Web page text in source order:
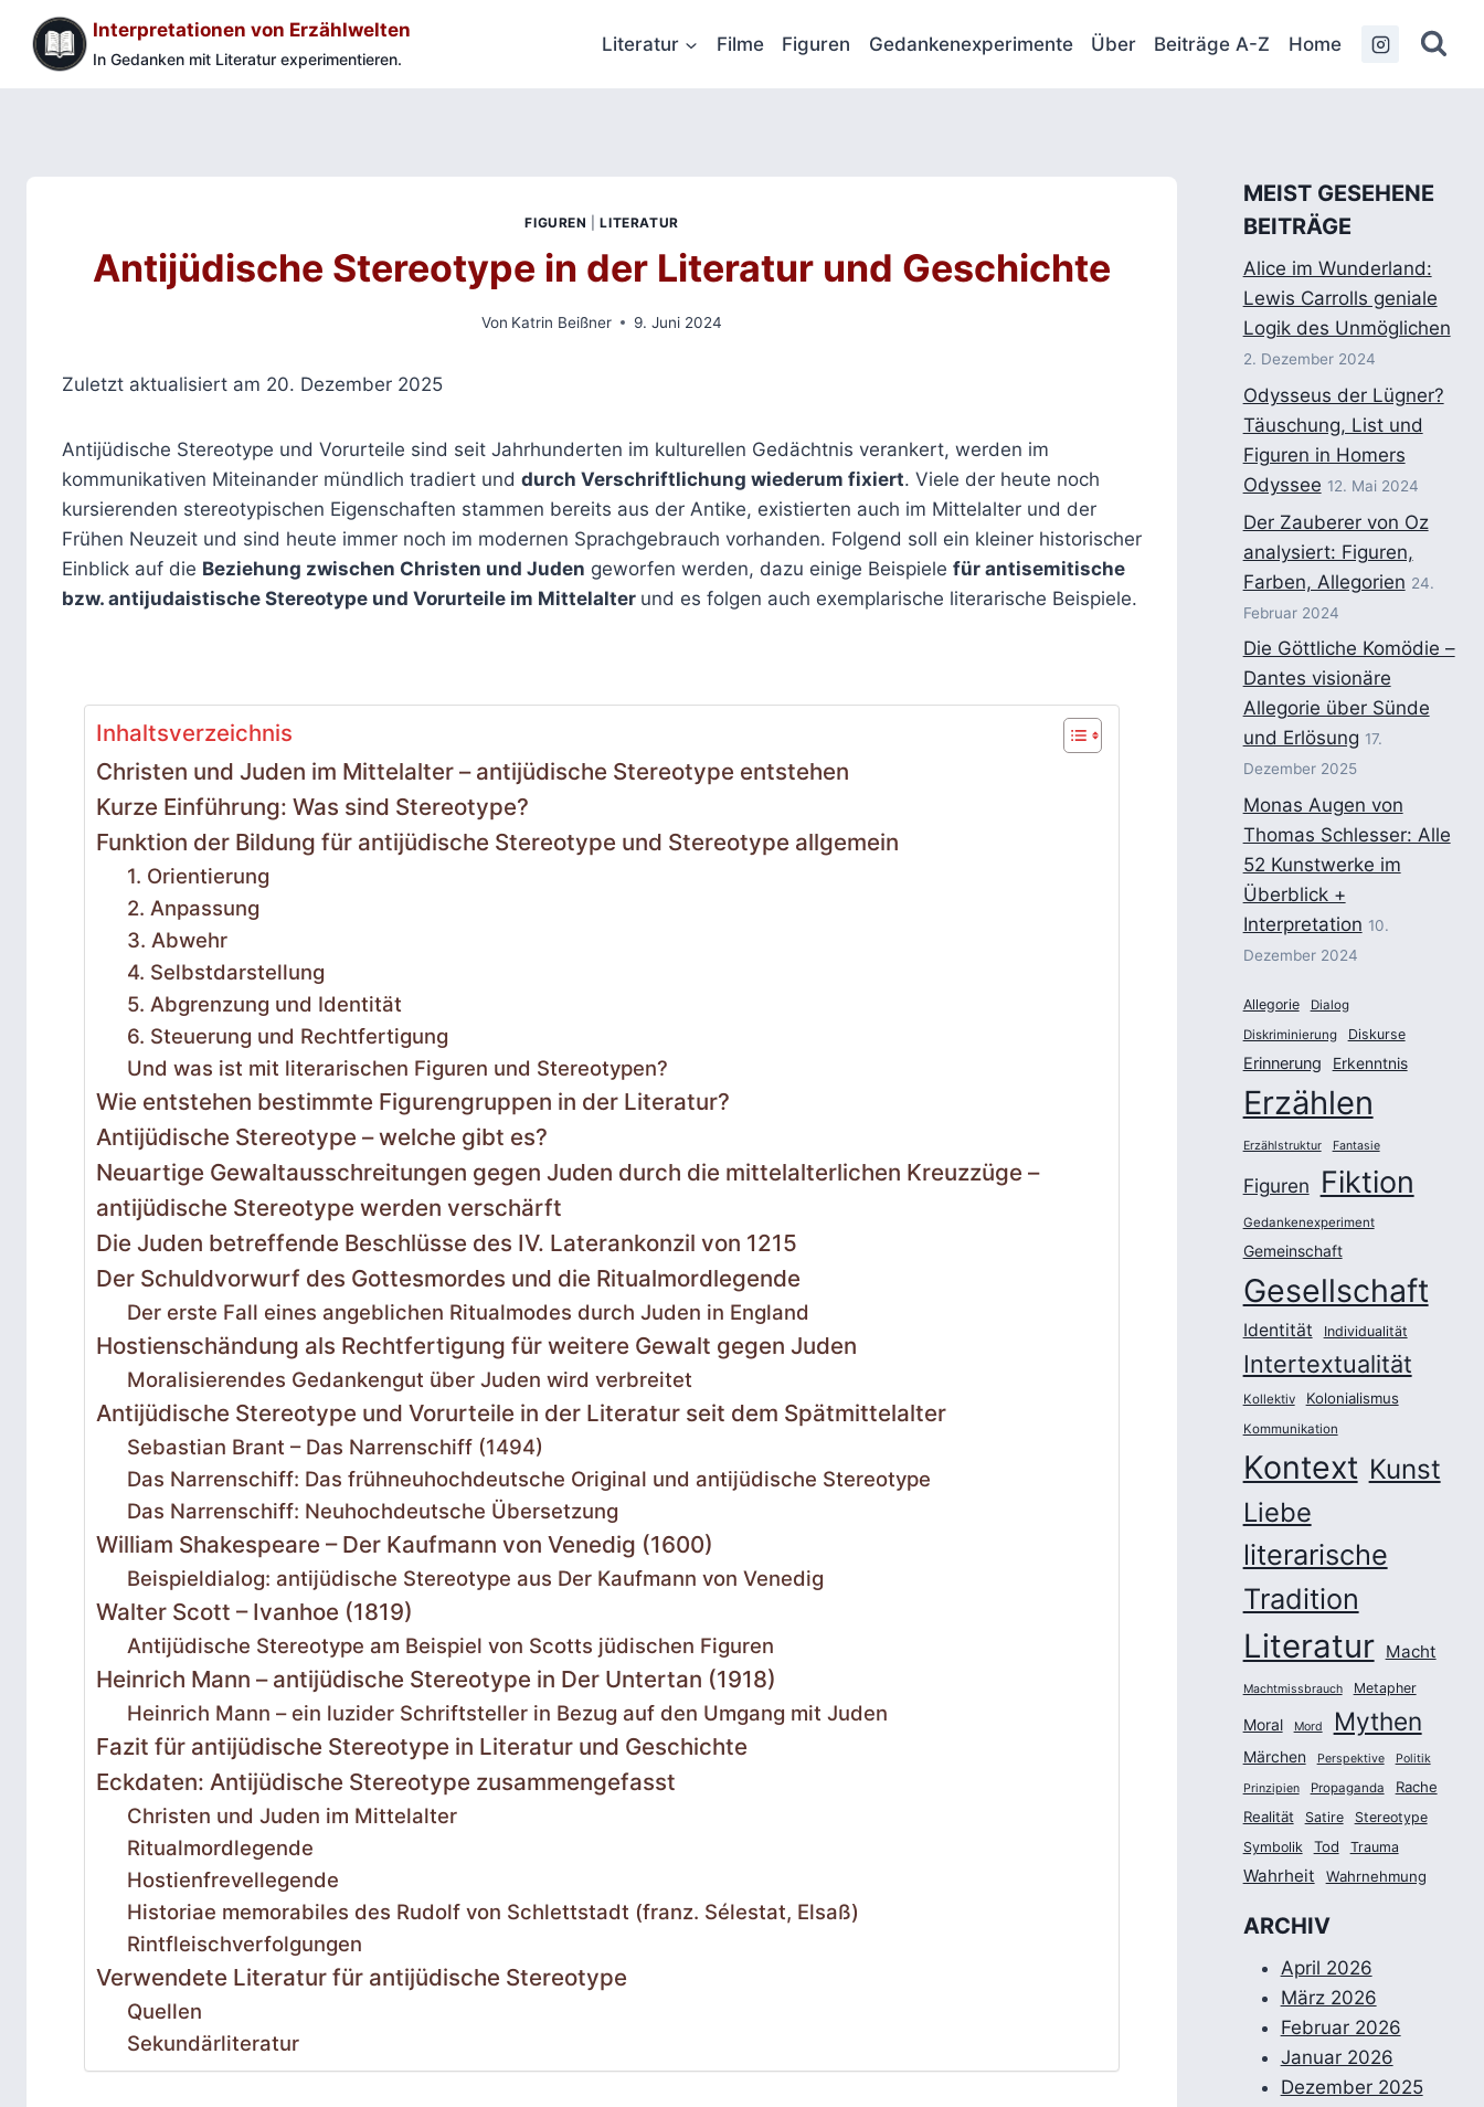
Inhalt
springen
Interpretationen von Erzählwelten
In Gedanken mit Literatur experimentieren.
Literatur Filme Figuren Gedankenexperimente Über Beiträge A-Z Home
FIGUREN |LITERATUR
Antijüdische Stereotype in der Literatur und Geschichte
Von Katrin Beißner 9. Juni 2024
Zuletzt aktualisiert am 20. Dezember 2025
Antijüdische Stereotype und Vorurteile sind seit Jahrhunderten im kulturellen Gedächtnis verankert, werden im
kommunikativen Miteinander mündlich tradiert und durch Verschriftlichung wiederum fixiert. Viele der heute noch
kursierenden stereotypischen Eigenschaften stammen bereits aus der Antike, existierten auch im Mittelalter und der
Frühen Neuzeit und sind heute immer noch im modernen Sprachgebrauch vorhanden. Folgend soll ein kleiner historischer
Einblick auf die Beziehung zwischen Christen und Juden geworfen werden, dazu einige Beispiele für antisemitische
bzw. antijudaistische Stereotype und Vorurteile im Mittelalter und es folgen auch exemplarische literarische Beispiele.
Inhaltsverzeichnis
Christen und Juden im Mittelalter – antijüdische Stereotype entstehen
Kurze Einführung: Was sind Stereotype?
Funktion der Bildung für antijüdische Stereotype und Stereotype allgemein
1. Orientierung
2. Anpassung
3. Abwehr
4. Selbstdarstellung
5. Abgrenzung und Identität
6. Steuerung und Rechtfertigung
Und was ist mit literarischen Figuren und Stereotypen?
Wie entstehen bestimmte Figurengruppen in der Literatur?
Antijüdische Stereotype – welche gibt es?
Neuartige Gewaltausschreitungen gegen Juden durch die mittelalterlichen Kreuzzüge –
antijüdische Stereotype werden verschärft
Die Juden betreffende Beschlüsse des IV. Laterankonzil von 1215
Der Schuldvorwurf des Gottesmordes und die Ritualmordlegende
Der erste Fall eines angeblichen Ritualmodes durch Juden in England
Hostienschändung als Rechtfertigung für weitere Gewalt gegen Juden
Moralisierendes Gedankengut über Juden wird verbreitet
Antijüdische Stereotype und Vorurteile in der Literatur seit dem Spätmittelalter
Sebastian Brant – Das Narrenschiff (1494)
Das Narrenschiff: Das frühneuhochdeutsche Original und antijüdische Stereotype
Das Narrenschiff: Neuhochdeutsche Übersetzung
William Shakespeare – Der Kaufmann von Venedig (1600)
Beispieldialog: antijüdische Stereotype aus Der Kaufmann von Venedig
Walter Scott – Ivanhoe (1819)
Antijüdische Stereotype am Beispiel von Scotts jüdischen Figuren
Heinrich Mann – antijüdische Stereotype in Der Untertan (1918)
Heinrich Mann – ein luzider Schriftsteller in Bezug auf den Umgang mit Juden
Fazit für antijüdische Stereotype in Literatur und Geschichte
Eckdaten: Antijüdische Stereotype zusammengefasst
Christen und Juden im Mittelalter
Ritualmordlegende
Hostienfrevellegende
Historiae memorabiles des Rudolf von Schlettstadt (franz. Sélestat, Elsaß)
Rintfleischverfolgungen
Verwendete Literatur für antijüdische Stereotype
Quellen
Sekundärliteratur
MEIST GESEHENE
BEITRÄGE
Alice im Wunderland:
Lewis Carrolls geniale
Logik des Unmöglichen
2. Dezember 2024
Odysseus der Lügner?
Täuschung, List und
Figuren in Homers
Odyssee 12. Mai 2024
Der Zauberer von Oz
analysiert: Figuren,
Farben, Allegorien 24.
Februar 2024
Die Göttliche Komödie –
Dantes visionäre
Allegorie über Sünde
und Erlösung 17.
Dezember 2025
Monas Augen von
Thomas Schlesser: Alle
52 Kunstwerke im
Überblick +
Interpretation 10.
Dezember 2024
Allegorie
Dialog
Diskriminierung
Diskurse
Erinnerung Erkenntnis
Erzählen
Erzählstruktur Fantasie
Figuren Fiktion
Gedankenexperiment
Gemeinschaft
Gesellschaft
Identität Individualität
Intertextualität
Kollektiv Kolonialismus
Kommunikation
Kontext Kunst
Liebe
literarische
Tradition
Literatur Macht
Machtmissbrauch Metapher
Moral Mord Mythen
Märchen Perspektive Politik
Prinzipien Propaganda
Rache
Realität
Satire
Stereotype
Symbolik
Tod Trauma
Wahrheit Wahrnehmung
ARCHIV
April 2026
März 2026
Februar 2026
Januar 2026
Dezember 2025